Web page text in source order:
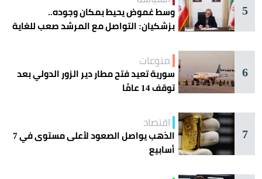
5
وسط غموض يحيط بمكان وجوده..
بزشكيان: التواصل مع المرشد صعب للغاية
6
منوعات
سورية تعيد فتح مطار دير الزور الدولي بعد
توقف 14 عامًا
7
اقتصاد
الذهب يواصل الصعود لأعلى مستوى في 7
أسابيع